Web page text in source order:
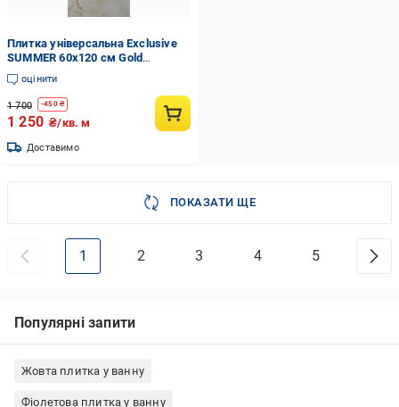
Плитка універсальна Exclusive
SUMMER 60x120 см Gold
(JS12004)
оцінити
1 700 -450₴
1 250 ₴/кв. м
Доставимо
ПОКАЗАТИ ЩЕ
1 2 3 4 5
Популярні запити
Жовта плитка у ванну
Фіолетова плитка у ванну